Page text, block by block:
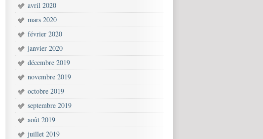
avril 2020
mars 2020
février 2020
janvier 2020
décembre 2019
novembre 2019
octobre 2019
septembre 2019
août 2019
juillet 2019